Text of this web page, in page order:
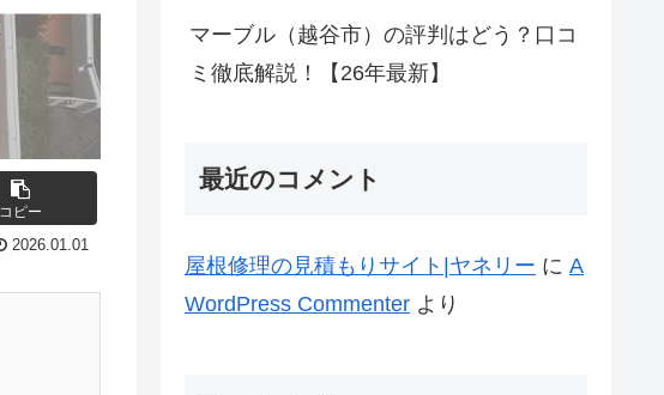
コピー
2026.01.01
マーブル（越谷市）の評判はどう？口コ
ミ徹底解説！【26年最新】
最近のコメント
屋根修理の見積もりサイト|ヤネリー に A
WordPress Commenter より